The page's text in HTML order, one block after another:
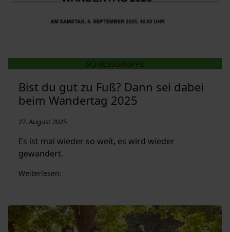
SCHIESSGRUPPE
Bist du gut zu Fuß? Dann sei dabei
beim Wandertag 2025
27. August 2025
Es ist mal wieder so weit, es wird wieder
gewandert.
Weiterlesen: